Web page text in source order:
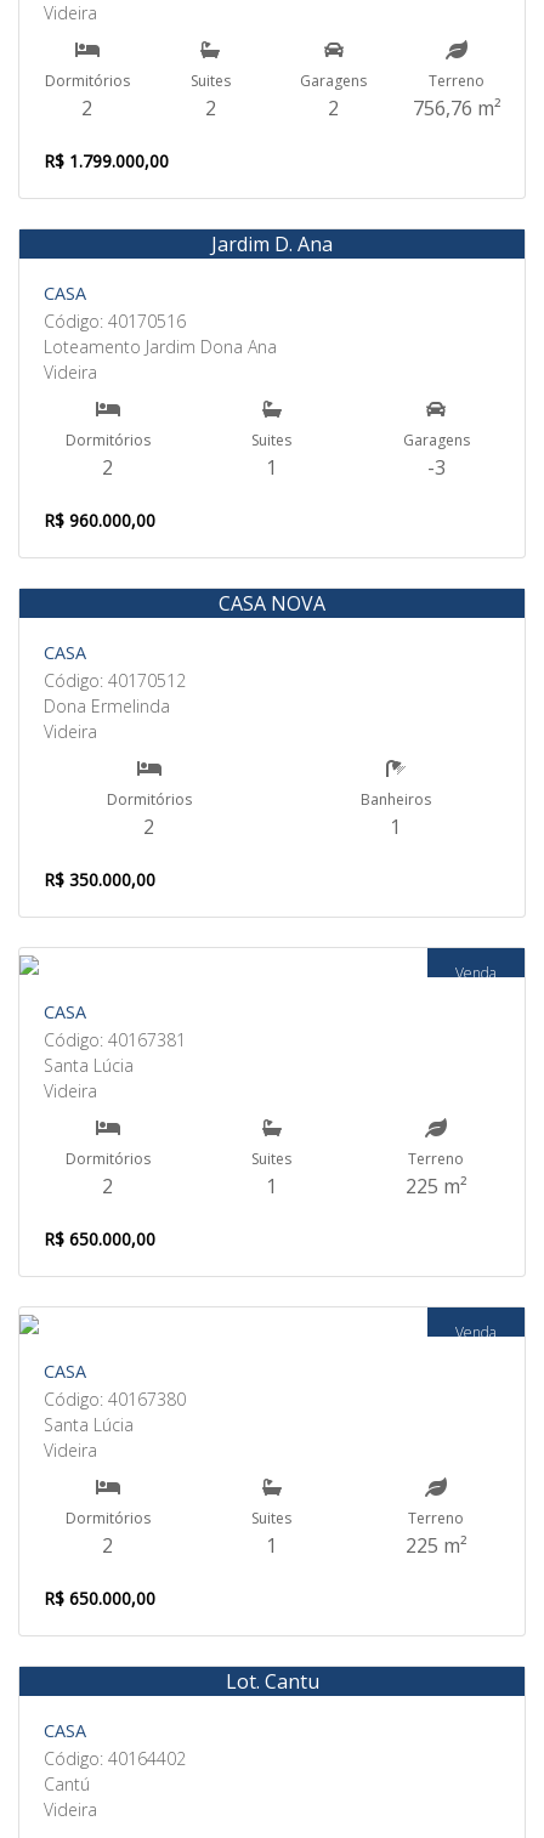
Videira
Dormitórios
2
Suites
2
Garagens
2
Terreno
756,76 m²
R$ 1.799.000,00
Venda
Jardim D. Ana
CASA
Código: 40170516
Loteamento Jardim Dona Ana
Videira
Dormitórios
2
Suites
1
Garagens
-3
R$ 960.000,00
Venda
CASA NOVA
CASA
Código: 40170512
Dona Ermelinda
Videira
Dormitórios
2
Banheiros
1
R$ 350.000,00
Venda
CASA
Código: 40167381
Santa Lúcia
Videira
Dormitórios
2
Suites
1
Terreno
225 m²
R$ 650.000,00
Venda
CASA
Código: 40167380
Santa Lúcia
Videira
Dormitórios
2
Suites
1
Terreno
225 m²
R$ 650.000,00
Venda
Lot. Cantu
CASA
Código: 40164402
Cantú
Videira